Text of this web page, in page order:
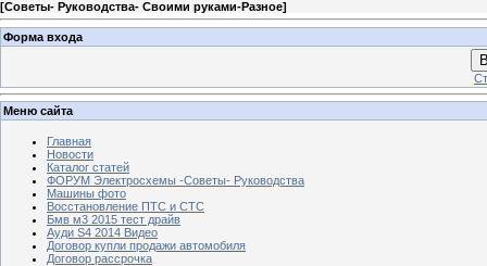
[Советы- Руководства- Своими руками-Разное]
Форма входа
Меню сайта
Главная
Новости
Каталог статей
ФОРУМ Электросхемы -Советы- Руководства
Машины фото
Восстановление ПТС и СТС
Бмв м3 2015 тест драйв
Ауди S4 2014 Видео
Договор купли продажи автомобиля
Договор рассрочка